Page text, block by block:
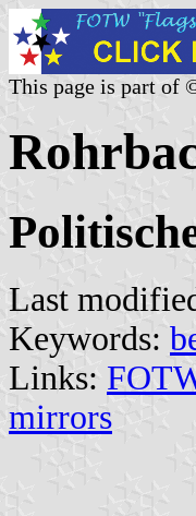
This page is part of
Last
Keywords:
Links:
mirrors